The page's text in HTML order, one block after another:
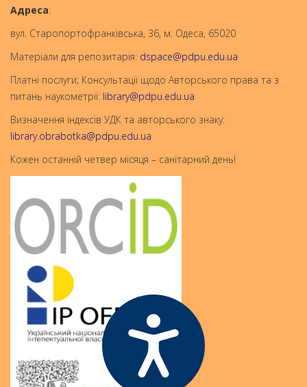
Aдреса:
вул. Старопортофранківська, 36, м. Одеса, 65020
Матеріали для репозитарія: dspace@pdpu.edu.ua
Платні послуги; Консультації щодо Авторського права та з
питань наукометрії: library@pdpu.edu.ua
Визначення індексів УДК та авторського знаку:
library.obrabotka@pdpu.edu.ua
Кожен останній четвер місяця – санітарний день!